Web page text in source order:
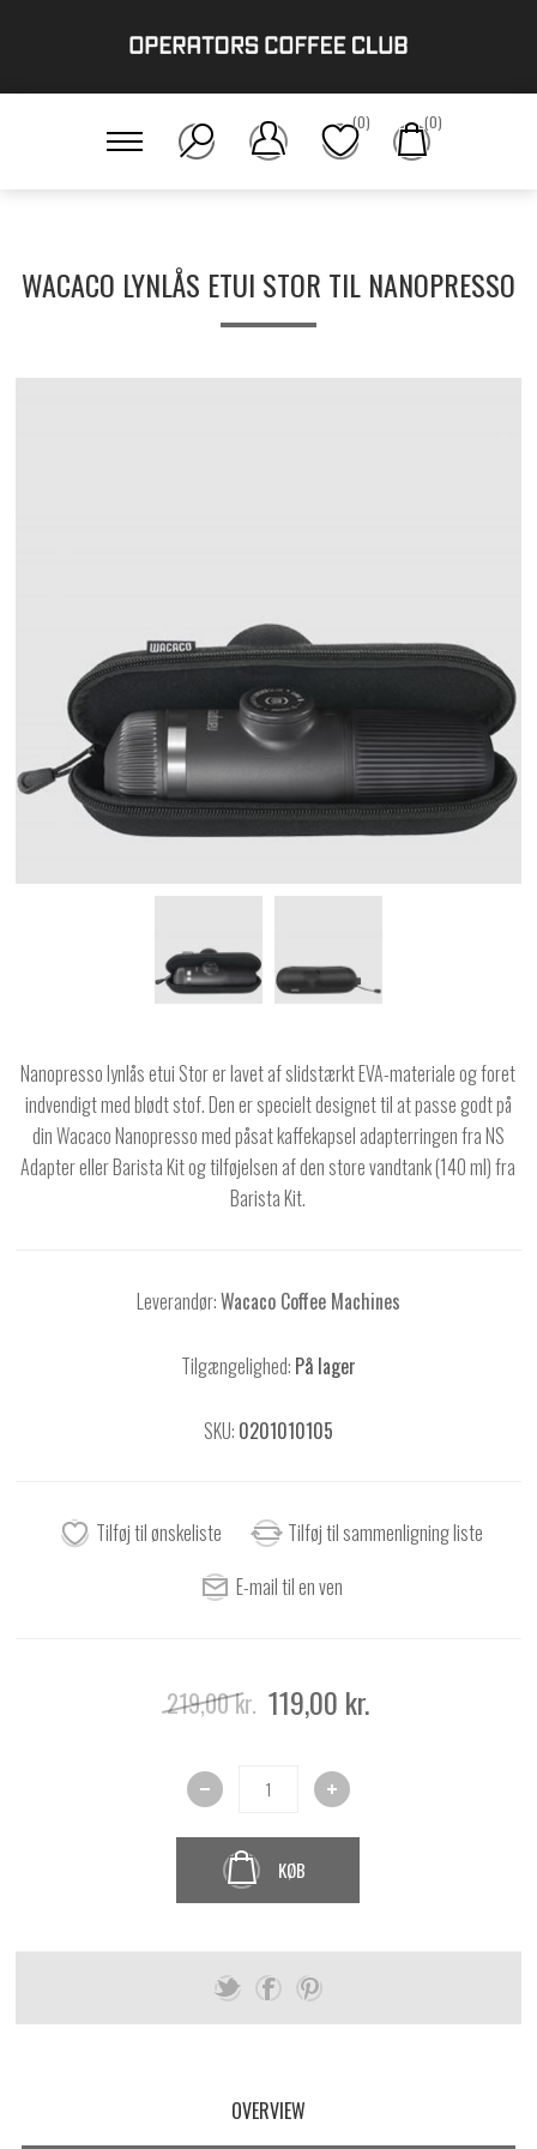
(0) (0)
WACACO LYNLÅS ETUI STOR TIL NANOPRESSO
Nanopresso lynlås etui Stor er lavet af slidstærkt EVA-materiale og foret
indvendigt med blødt stof. Den er specielt designet til at passe godt på
din Wacaco Nanopresso med påsat kaffekapsel adapterringen fra NS
Adapter eller Barista Kit og tilføjelsen af ​​den store vandtank (140 ml) fra
Barista Kit.
Leverandør:Wacaco Coffee Machines
Tilgængelighed: På lager
SKU: 0201010105
219,00 kr. 119,00 kr.
KØB
OVERVIEW